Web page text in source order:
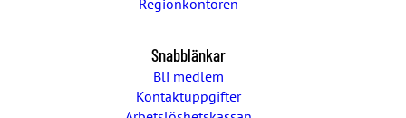
Regionkontoren
Snabblänkar
Bli medlem
Kontaktuppgifter